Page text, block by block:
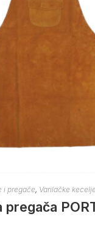
i pregače, Varilačke
pregača